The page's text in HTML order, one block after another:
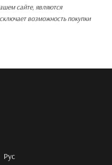
сайте, являются
возможность покупки
Рус